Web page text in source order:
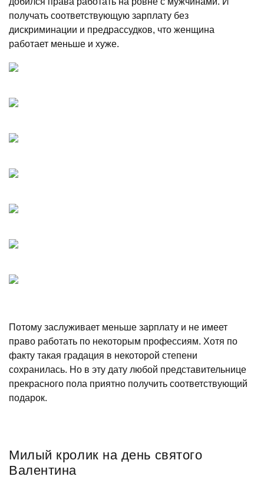
получать соответствующую зарплату без
дискриминации и предрассудков, что женщина
работает меньше и хуже.
Потому заслуживает меньше зарплату и не имеет
право работать по некоторым профессиям. Хотя по
факту такая градация в некоторой степени
сохранилась. Но в эту дату любой представительнице
прекрасного пола приятно получить соответствующий
подарок.
Милый кролик на день святого
Валентина